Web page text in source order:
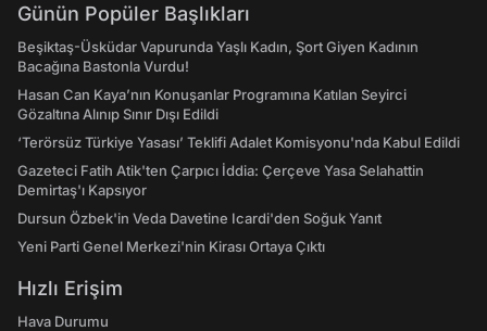
Günün Popüler Başlıkları
Beşiktaş-Üsküdar Vapurunda Yaşlı Kadın, Şort Giyen Kadının
Bacağına Bastonla Vurdu!
Hasan Can Kaya’nın Konuşanlar Programına Katılan Seyirci
Gözaltına Alınıp Sınır Dışı Edildi
‘Terörsüz Türkiye Yasası’ Teklifi Adalet Komisyonu'nda Kabul Edildi
Gazeteci Fatih Atik'ten Çarpıcı İddia: Çerçeve Yasa Selahattin
Demirtaş'ı Kapsıyor
Dursun Özbek'in Veda Davetine Icardi'den Soğuk Yanıt
Yeni Parti Genel Merkezi'nin Kirası Ortaya Çıktı
Hızlı Erişim
Hava Durumu